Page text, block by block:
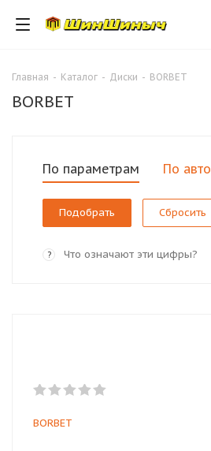
Главная - Каталог - Диски - BORBET
BORBET
По параметрам По авто
Сбросить
? Что означают эти цифры?
BORBET